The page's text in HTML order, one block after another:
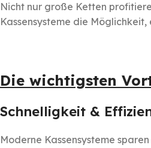
Nicht nur große Ketten
Kassensysteme die
Die wichtigsten
Schnelligkeit &
Moderne Kassensysteme